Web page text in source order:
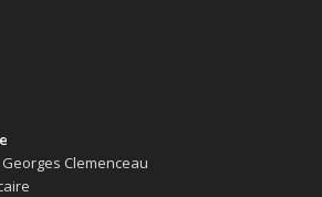
Clemenceau